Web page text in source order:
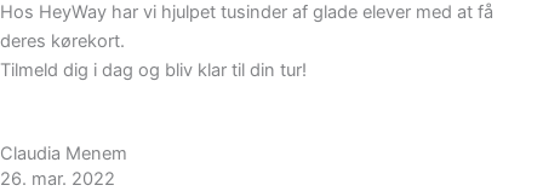
Hos HeyWay har vi hjulpet tusinder af glade elever med at få
deres kørekort.
Tilmeld dig i dag og bliv klar til din tur!
Claudia Menem
26. mar. 2022